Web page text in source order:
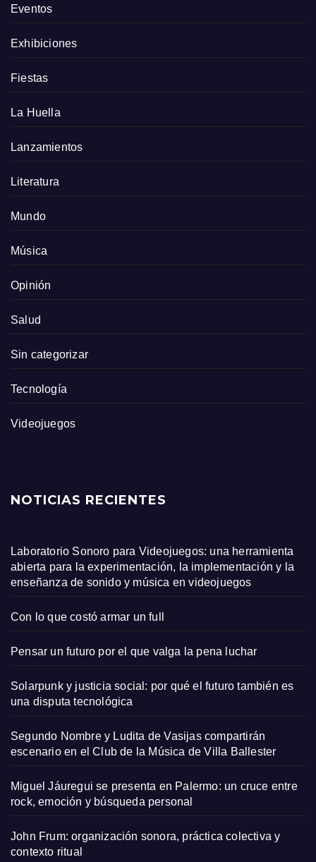
Eventos
Exhibiciones
Fiestas
La Huella
Lanzamientos
Literatura
Mundo
Música
Opinión
Salud
Sin categorizar
Tecnología
Videojuegos
NOTICIAS RECIENTES
Laboratorio Sonoro para Videojuegos: una herramienta
abierta para la experimentación, la implementación y la
enseñanza de sonido y música en videojuegos
Con lo que costó armar un full
Pensar un futuro por el que valga la pena luchar
Solarpunk y justicia social: por qué el futuro también es
una disputa tecnológica
Segundo Nombre y Ludita de Vasijas compartirán
escenario en el Club de la Música de Villa Ballester
Miguel Jáuregui se presenta en Palermo: un cruce entre
rock, emoción y búsqueda personal
John Frum: organización sonora, práctica colectiva y
contexto ritual